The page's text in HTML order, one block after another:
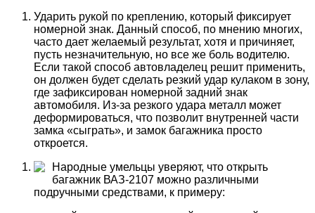
Ударить рукой по креплению, который фиксирует
номерной знак. Данный способ, по мнению многих,
часто дает желаемый результат, хотя и причиняет,
пусть незначительную, но все же боль водителю.
Если такой способ автовладелец решит применить,
он должен будет сделать резкий удар кулаком в зону,
где зафиксирован номерной задний знак
автомобиля. Из-за резкого удара металл может
деформироваться, что позволит внутренней части
замка «сыграть», и замок багажника просто
откроется.
Народные умельцы уверяют, что открыть
багажник ВАЗ-2107 можно различными
подручными средствами, к примеру: